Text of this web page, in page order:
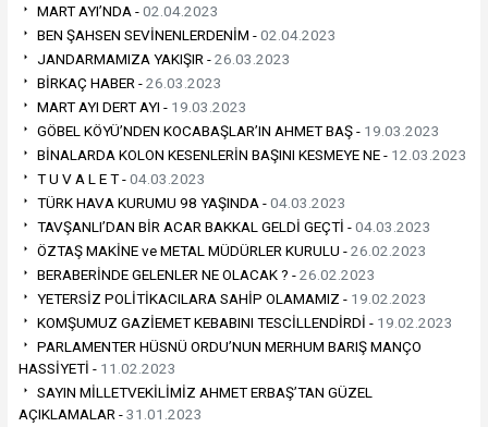
MART AYI’NDA -02.04.2023
BEN ŞAHSEN SEVİNENLERDENİM -02.04.2023
JANDARMAMIZA YAKIŞIR -26.03.2023
BİRKAÇ HABER -26.03.2023
MART AYI DERT AYI - 19.03.2023
GÖBEL KÖYÜ’NDEN KOCABAŞLAR’IN AHMET BAŞ - 19.03.2023
BİNALARDA KOLON KESENLERİN BAŞINI KESMEYE NE - 12.03.2023
T U V A L E T -04.03.2023
TÜRK HAVA KURUMU 98 YAŞINDA -04.03.2023
TAVŞANLI’DAN BİR ACAR BAKKAL GELDİ GEÇTİ -04.03.2023
ÖZTAŞ MAKİNE ve METAL MÜDÜRLER KURULU -26.02.2023
BERABERİNDE GELENLER NE OLACAK ? -26.02.2023
YETERSİZ POLİTİKACILARA SAHİP OLAMAMIZ - 19.02.2023
KOMŞUMUZ GAZİEMET KEBABINI TESCİLLENDİRDİ - 19.02.2023
PARLAMENTER HÜSNÜ ORDU’NUN MERHUM BARIŞ MANÇO
HASSİYETİ - 11.02.2023
SAYIN MİLLETVEKİLİMİZ AHMET ERBAŞ’TAN GÜZEL
AÇIKLAMALAR -31.01.2023